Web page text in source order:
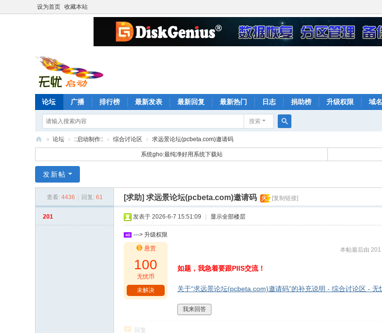
设为首页 收藏本站
论坛 广播 排行榜 最新发表 最新回复 最新热门 日志 捐助榜 升级权限 域
搜索
索
忧
启
论
坛
» 论坛 › ::启动制作:: › 综合讨论区 › 求远景论坛(pcbeta.com)邀请码
系统gho:最纯净好用系统下载站
发新帖
查看: 4436 回复: 61 [求助] 求远景论坛(pcbeta.com)邀请码 火 [复制链接]
201 发表于 2026-6-7 15:51:09 显示全部楼层
---> 升级权限
悬赏
100
无忧币
未解决
本帖最后由
如题，我急着要跟PIIS交流！
关于“求远景论坛(pcbeta.com)邀请码”的补充说明 - 综合讨论区 -
我来回答
回复